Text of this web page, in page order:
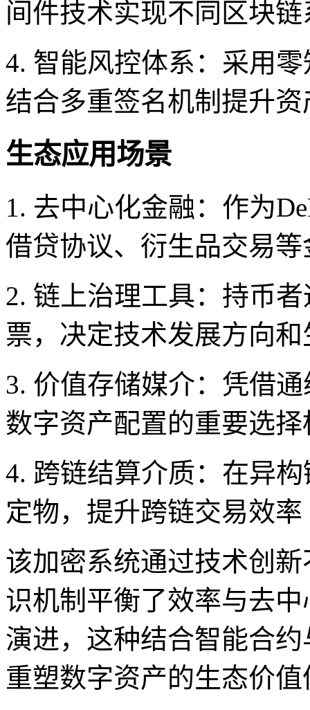
间件技术实现不同区块
4. 智能风控体系：采用
结合多重签名机制提升
生态应用场景
1. 去中心化金融：作为
借贷协议、衍生品交易
2. 链上治理工具：持币
票，决定技术发展方向
3. 价值存储媒介：凭借
数字资产配置的重要选择
4. 跨链结算介质：在异
定物，提升跨链交易效率
该加密系统通过技术创
识机制平衡了效率与去
演进，这种结合智能合
重塑数字资产的生态价值